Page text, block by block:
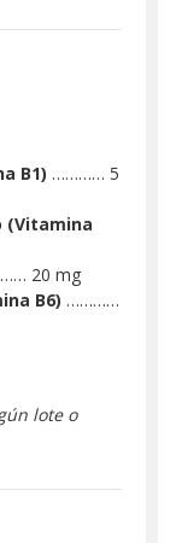
B1) ………… 5
(Vitamina
20 mg
B6) …………
lote o